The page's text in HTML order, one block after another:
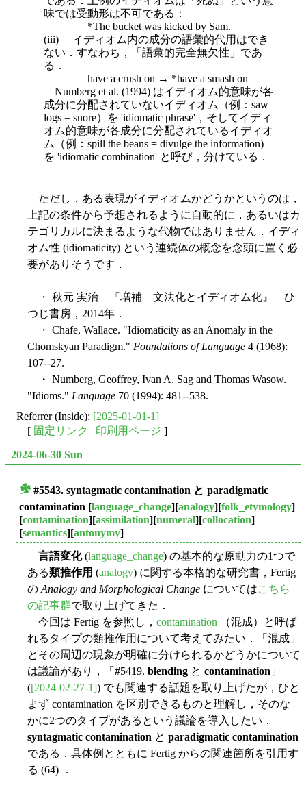
味では受動形は不可である：
*The bucket was kicked by Sam.
(iii) イディオム内の成分の語彙的代用はでき
ない．すなわち，「語彙的完全無欠性」であ
る．
have a crush on → *have a smash on
Numberg et al. (1994) はイディオム的意味が各
成分に分配されていないイディオム（例：saw
logs = snore）を 'idiomatic phrase'，そしてイディ
オム的意味が各成分に分配されているイディオ
ム（例：spill the beans = divulge the information)
を 'idiomatic combination' と呼び，分けている．
ただし，ある表現がイディオムかどうかというのは，
上記の条件から予想されるように自動的に，あるいはカ
テゴリカルに決まるような代物ではありません．イディ
オム性 (idiomaticity) という連続体の概念を念頭に置く必
要がありそうです．
・ 秋元 実治 『増補 文法化とイディオム化』 ひ
つじ書房，2014年．
・ Chafe, Wallace. "Idiomaticity as an Anomaly in the
Chomskyan Paradigm." Foundations of Language 4 (1968):
107--27.
・ Numberg, Geoffrey, Ivan A. Sag and Thomas Wasow.
"Idioms." Language 70 (1994): 481--538.
Referrer (Inside): [2025-01-01-1]
[ 固定リンク 印刷用ページ ]
2024-06-30 Sun
#5543. syntagmatic contamination と paradigmatic
contamination [language_change][analogy][folk_etymology]
[contamination][assimilation][numeral][collocation]
[semantics][antonymy]
言語変化(language_change) の基本的な原動力の1つで
ある類推作用 (analogy) に関する本格的な研究書，Fertig
の Analogy and Morphological Change についてはこちら
の記事群で取り上げてきた．
今回は Fertig を参照し， contamination （混成）と呼ば
れるタイプの類推作用について考えてみたい．「混成」
とその周辺の現象が明確に分けられるかどうかについて
は議論があり，「#5419. blending と contamination 」
([2024-02-27-1]) でも関連する話題を取り上げたが，ひと
まず contamination を区別できるものと理解し，そのな
かに2つのタイプがあるという議論を導入したい．
syntagmatic contamination と paradigmatic contamination
である．具体例とともに Fertig からの関連箇所を引用す
る (64) ．